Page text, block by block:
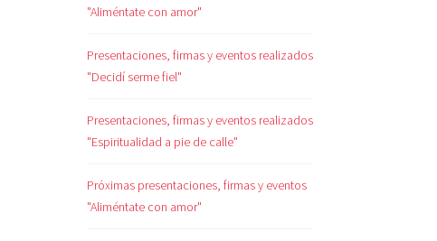
"Aliméntate con amor"
Presentaciones, firmas y eventos realizados
"Decidí serme fiel"
Presentaciones, firmas y eventos realizados
"Espiritualidad a pie de calle"
Próximas presentaciones, firmas y eventos
"Aliméntate con amor"